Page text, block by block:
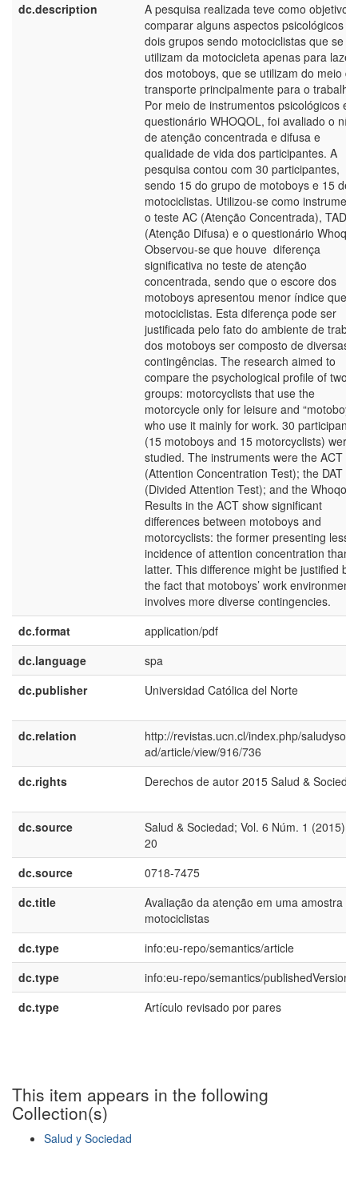
dc.description
A pesquisa realizada teve como objetivo
comparar alguns aspectos psicológicos
dois grupos sendo motociclistas que se
utilizam da motocicleta apenas para lazer
dos motoboys, que se utilizam do meio de
transporte principalmente para o trabalho.
Por meio de instrumentos psicológicos e
questionário WHOQOL, foi avaliado o
de atenção concentrada e difusa e
qualidade de vida dos participantes. A
pesquisa contou com 30 participantes,
sendo 15 do grupo de motoboys e 15 de
motociclistas. Utilizou-se como
o teste AC (Atenção Concentrada),
(Atenção Difusa) e o questionário Whoqol.
Observou-se que houve diferença
significativa no teste de atenção
concentrada, sendo que o escore dos
motoboys apresentou menor índice que
motociclistas. Esta diferença pode ser
justificada pelo fato do ambiente de
dos motoboys ser composto de diversas
contingências. The research aimed to
compare the psychological profile of two
groups: motorcyclists that use the
motorcycle only for leisure and
who use it mainly for work. 30 participants
(15 motoboys and 15 motorcyclists) were
studied. The instruments were the ACT
(Attention Concentration Test); the DAT
(Divided Attention Test); and the Whoqol.
Results in the ACT show significant
differences between motoboys and
motorcyclists: the former presenting less
incidence of attention concentration than
latter. This difference might be justified by
the fact that motoboys’ work environment
involves more diverse contingencies.
dc.format
application/pdf
dc.language
spa
dc.publisher
Universidad Católica del Norte
dc.relation
http://revistas.ucn.cl/index.php/
ad/article/view/916/736
dc.rights
Derechos de autor 2015 Salud &
dc.source
Salud & Sociedad; Vol. 6 Núm. 1 (2015);
20
dc.source
0718-7475
dc.title
Avaliação da atenção em uma amostra de
motociclistas
dc.type
info:eu-repo/semantics/article
dc.type
info:eu-repo/semantics/publishedVersion
dc.type
Artículo revisado por pares
This item appears in the following
Collection(s)
Salud y Sociedad